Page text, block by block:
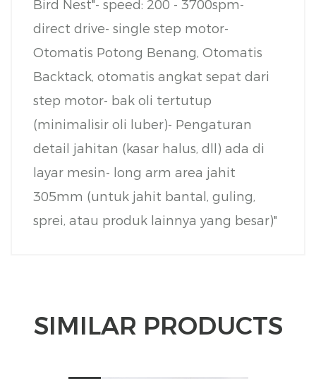
Bird Nest"- speed: 200 - 3700spm-
direct drive- single step motor-
Otomatis Potong Benang, Otomatis
Backtack, otomatis angkat sepat dari
step motor- bak oli tertutup
(minimalisir oli luber)- Pengaturan
detail jahitan (kasar halus, dll) ada di
layar mesin- long arm area jahit
305mm (untuk jahit bantal, guling,
sprei, atau produk lainnya yang besar)"
SIMILAR PRODUCTS